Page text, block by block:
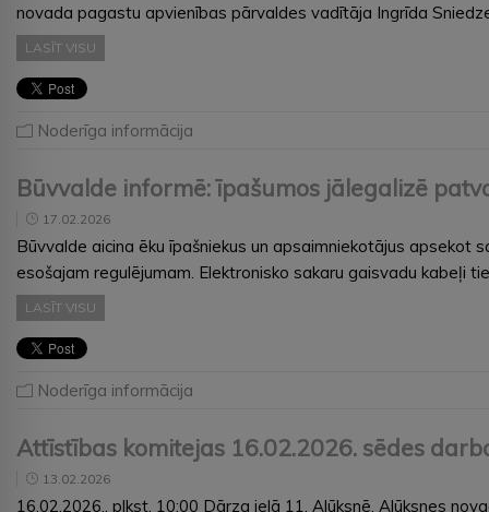
novada pagastu apvienības pārvaldes vadītāja Ingrīda
LASĪT VISU
Noderīga informācija
Būvvalde informē: īpašumos jālegalizē
17.02.2026
Būvvalde aicina ēku īpašniekus un apsaimniekotājus apsekot
esošajam regulējumam. Elektronisko sakaru gaisvadu kabeļi
LASĪT VISU
Noderīga informācija
Attīstības komitejas 16.02.2026. sēdes
13.02.2026
16.02.2026., plkst. 10:00 Dārza ielā 11, Alūksnē, Alūksnes